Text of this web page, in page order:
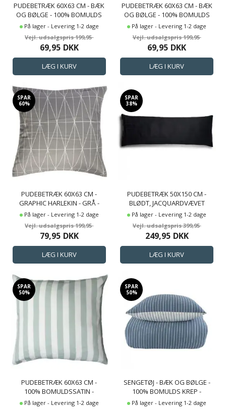
PUDEBETRÆK 60X63 CM - BÆK
OG BØLGE - 100% BOMULDS
KREP - SAND ENSFARVET
På lager - Levering 1-2 dage
199,95
69,95 DKK
PUDEBETRÆK 60X63 CM - BÆK
OG BØLGE - 100% BOMULDS
KREP - SANDFARVET
BLOMSTER PRINT
På lager - Levering 1-2 dage
199,95
69,95 DKK
SPAR
60%
PUDEBETRÆK 60X63 CM -
GRAPHIC HARLEKIN - GRÅ -
100% BOMULDSSATIN
På lager - Levering 1-2 dage
199,95
79,95 DKK
SPAR
38%
PUDEBETRÆK 50X150 CM -
BLØDT, JACQUARDVÆVET
BOMULDSSATIN - CHECK SORT
- BY NIGHT PUDEBETRÆK
På lager - Levering 1-2 dage
399,95
249,95 DKK
SPAR
50%
PUDEBETRÆK 60X63 CM -
100% BOMULDSSATIN -
NORDIC STRIPE - MINT FARVET
På lager - Levering 1-2 dage
SPAR
50%
SENGETØJ - BÆK OG BØLGE -
100% BOMULDS KREP -
VENDBART MED BLÅ STRIBER
På lager - Levering 1-2 dage